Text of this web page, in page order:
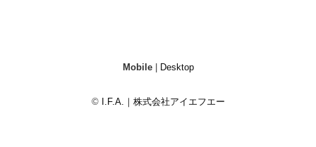
Mobile| Desktop
© I.F.A.｜株式会社アイエフエー